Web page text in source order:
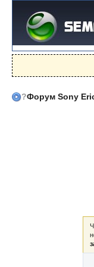
ФОРУМ БЛОГИ
?Форум Sony